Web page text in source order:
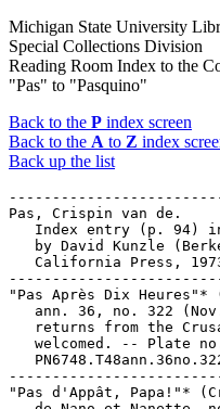
Michigan State University
Special Collections Division
Reading Room Index to the
"Pas" to "Pasquino"
Back to the P index screen
Back to the A to Z index
Back up the list
-----------------------------------------------------
Pas, Crispin van de.
   Index entry (p. 94) in History of the Comic Strip, v. 1 /
   by David Kunzle (Berkeley, Calif. : University of
   California Press, 1973) Call no.: PN6710f.K85v.1
-----------------------------------------------------
"Pas Après Dix Heures"* (Cubitus) / Dupa. p. 18 in Tintin,
   ann. 36, no. 322 (Nov. 6, 1981). -- Summary: Cubitus
   returns from the Crusades after 12 years, and is not
   welcomed. -- Plate no. 570. -- Call no.:
   PN6748.T48ann.36no.322
-----------------------------------------------------
"Pas d'Appât, Papa!"* (Cri-Cri Reporter) p. 3-5 in Le Journal
   de Nano et Nanette, no. 197 (Nov. 22, 1960). -- "Résumé:
   Grâce à une photo que polo avait prise à bord de l'avion
   qui l'emmenait en compagnie de Cri-Crie vers l'Amérique
   pour continuer leur enquête sur le gang international des
   voleurs d'oeuvers d'art, ces derniers sont appréhendés." --
   "A suivre." -- Plates numbered 44-46. -- Call no.:
   PN6748.J63no.197
-----------------------------------------------------
"Pas d'Eau Avant 300 Kilometres"* (Solitaire) p. 14-17 in Le
   Journal de Nano et Nanette, no. 205 (Jan. 17, 1961). --
   "Résumé: Faussement accusée de vol, Mandy Morgan est
   poursuivie par le sheriff Nat Quigley. Montée sur
   Solitaire, son cher cheval, elle s'enfuit dans une région
   désertique." -- Plates numbered 49-52. -- "A suivre." --
   Call no.: PN6748.J63no.205
-----------------------------------------------------
"Un Pas dans la Science-Fiction" / J.-P. Tiberi. p. 29 in
   Schtroumpf : les Cahiers de la Bande Dessinée, no. 31
   (1976). -- (Dossier Pellos) -- Item on the science fiction
   comics of René Pellos. -- Call no.: PN6745.S37no.31
-----------------------------------------------------
"Pas de Bonne Fête sans Lendemain" / par A. Guillaume. 1 p. in
   Des Bonshommes : 1r série (Paris : H. Simonis Empis, 1893?)
   -- Call no.: oversize NC1499.G8D4 1893
-----------------------------------------------------
"Pas de Fleurs dans les Parkings"* (Adonowai) / Bob. 1 p. in
   Tintin, ann. 35, no. 19 (May 6, 1980). -- Call no.:
   PN6748.T48v.35no.19
-----------------------------------------------------
"Pas de Grace pour les Crapules" / Willem. p. 4 in Les Cahiers
   de la Bande Dessinée, no. 85 (Juin 1989). -- 5 tier comic
   strip. -- Call no.: PN6745.S37no.85
-----------------------------------------------------
"Pas de Groupies pour le Meilleur Groupe de la Semaine" /
   Muzo. p. 66 in Spécial Rock 83 : Métal Hurlant, no. 83 bis.
   (Paris : Humanoïdes Associés, 1983) -- Call no.:
   PN6748.M4R62 1983
-----------------------------------------------------
"Pas de Peau" / Nicollet. p. 67-70 in Spécial Rock : Métal
   Hurlant, no. 39 bis (Paris : Humanoïdes Associés, 1979) --
   Call no.: PN6748.M4R6 1979
-----------------------------------------------------
"Pas de Pipe pour Pipo" (Papi et Pipo) / La Bouchère. p.
   105-106 in Pilote, no. 123 (Août 1984). -- Call no.:
   PN6748.P53no.123
-----------------------------------------------------
Pas de Pitié pour le Privé / scénario, Luigi Mignacco ;
   dessin, Massimo Rotundo. -- Paris : Albin Michel, 1985. --
   62 p. : ill. ; 30 cm. -- (Echo des Savanes) -- Translated
   from Italian to French by Michael Gluckstein. --
   Characters: Gangsters. -- Call no.: PN6767.M54P3 1985
-----------------------------------------------------
"Pas de Pitie pour les Cow-Boys" / Henri Filippini. p. 48 in
   Schtroumpf : les Cahiers de la Bande Dessinée, no. 28
   (1975). -- (Schtroumpf-bis) -- Reviews the album by
   Jean-Claude Poirier. -- Call no.: PN6745.S37no.28
-----------------------------------------------------
Pas de Pitié pour les Cow-Boys.
   Horace : Pas de pitié pour les cow-boys / texte de Paul
   Poiriesque ; decors, Igor Poirinovitch ; costumes, Carlo
   Poirierind ; effets sonors, Poiriapopoulos ; montage,
   Pascal Poirieri ; script, Huguette Poiriette. -- Paris :
   Editions du Kangourou, 1975. -- 44 p. : col. ill. ; 30 cm.
   -- (Pif album)
   1. French comics. 2. Funny animal comics. 3. Western comic
   books, strips, etc. I. Poirier. II. Pas de pitié pour les
   cow-boys III. Series. IV. Editions du Kangourou. Call no.:
   PN6747.P57 H6 1975
-----------------------------------------------------
Pas de Salades / Dupa. -- Bruxelles : Editions du Lombard,
   1986. -- 48 p. : col. ill. ; 30 cm. -- (Cubitus ; 14) --
   Funny animal genre. -- Call no.: